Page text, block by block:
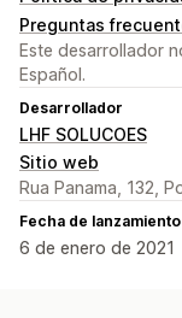
Preguntas
Este desarrollador
Español.
Desarrollador
LHF SOLUCOES
Sitio web
Rua Panama, 132,
Fecha de lanzamiento
6 de enero de 2021